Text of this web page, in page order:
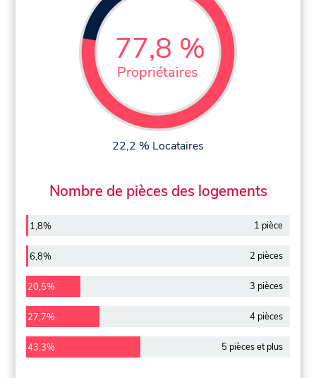
77,8 %
Propriétaires
22,2 % Locataires
Nombre de pièces des logements
1,8% 1 pièce
6,8% 2 pièces
20,5% 3 pièces
27,7% 4 pièces
43,3% 5 pièces et plus